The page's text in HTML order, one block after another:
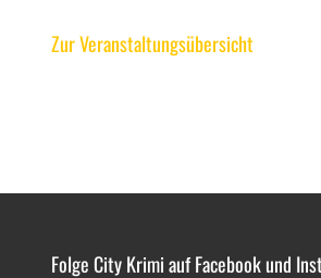
Zur Veranstaltungsübersicht
Folge City Krimi auf Facebook und